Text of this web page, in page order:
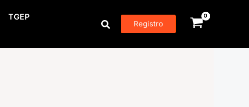
TGEP
Buscar Registro